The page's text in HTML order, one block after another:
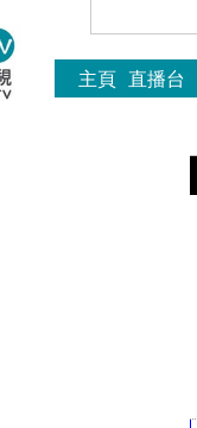
主頁 直播台